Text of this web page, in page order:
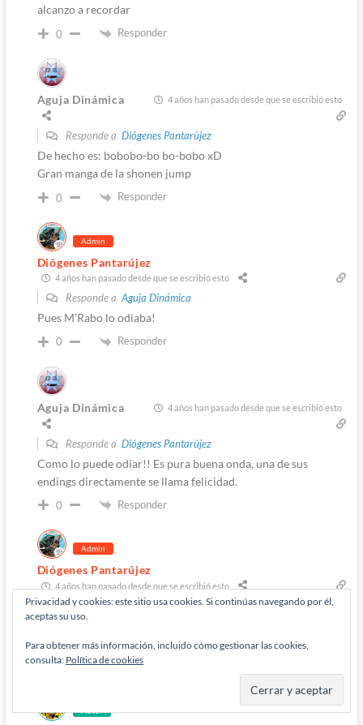
alcanzo a recordar
0 Responder
Aguja Dinámica 4 años han pasado desde que se escribió esto
Responde a Diógenes Pantarújez
De hecho es: bobobo-bo bo-bobo xD
Gran manga de la shonen jump
0 Responder
Admin
Diógenes Pantarújez
4 años han pasado desde que se escribió esto
Responde a Aguja Dinámica
Pues M’Rabo lo odiaba!
0 Responder
Aguja Dinámica 4 años han pasado desde que se escribió esto
Responde a Diógenes Pantarújez
Como lo puede odiar!! Es pura buena onda, una de sus
endings directamente se llama felicidad.
0 Responder
Admin
Diógenes Pantarújez
4 años han pasado desde que se escribió esto
Responde aAguja Dinámica
M’Rabo no conoce la felicidad, solo un veneno llamado
nostalgia que no le permite pasar más allá de los 80!
0 Responder
Autor
Privacidad y cookies: este sitio usa cookies. Si continúas navegando por él,
aceptas su uso.
Para obtener más información, incluido cómo gestionar las cookies,
consulta: Política de cookies